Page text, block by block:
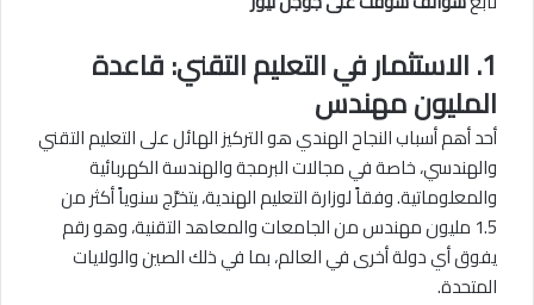
1. الاستثمار في التعليم التقني: قاعدة
المليون مهندس
أحد أهم أسباب النجاح الهندي هو التركيز الهائل على التعليم التقني
والهندسي، خاصة في مجالات البرمجة والهندسة الكهربائية
والمعلوماتية. وفقاً لوزارة التعليم الهندية، يتخرَّج سنوياً أكثر من
1.5 مليون مهندس من الجامعات والمعاهد التقنية، وهو رقم
يفوق أي دولة أخرى في العالم، بما في ذلك الصين والولايات
المتحدة.